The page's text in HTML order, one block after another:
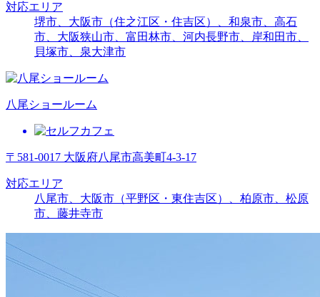
対応エリア
堺市、大阪市（住之江区・住吉区）、和泉市、高石
市、大阪狭山市、富田林市、河内長野市、岸和田市、
貝塚市、泉大津市
八尾ショールーム
〒581-0017 大阪府八尾市高美町4-3-17
対応エリア
八尾市、大阪市（平野区・東住吉区）、柏原市、松原
市、藤井寺市